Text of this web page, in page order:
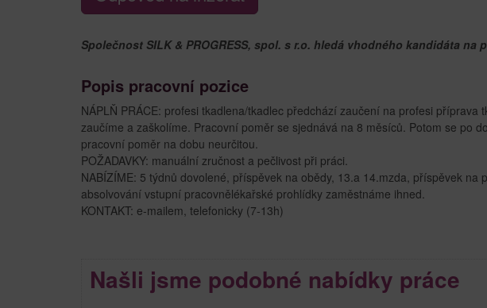
Společnost SILK & PROGRESS, spol. s r.o. hledá vhodného kandidáta
Popis pracovní pozice
NÁPLŇ PRÁCE: profesi tkadlena/tkadlec předchází zaučení na profesi
zaučíme a zaškolíme. Pracovní poměr se sjednává na 8 měsíců. Potom se po
pracovní poměr na dobu neurčitou.
POŽADAVKY: manuální zručnost a pečlivost při práci.
NABÍZÍME: 5 týdnů dovolené, příspěvek na obědy, 13.a 14.mzda, příspěvek
absolvování vstupní pracovnělékařské prohlídky zaměstnáme ihned.
KONTAKT: e-mailem, telefonicky (7-13h)
Našli jsme podobné nabídky práce